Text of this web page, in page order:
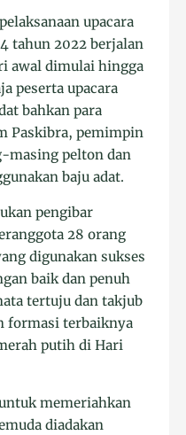
upacara
tahun 2022 berjalan
awal dimulai hingga
peserta upacara
bahkan para
Paskibra, pemimpin
masing pelton dan
baju adat.
pengibar
28 orang
digunakan sukses
baik dan penuh
tertuju dan takjub
formasi terbaiknya
putih di Hari
memeriahkan
diadakan